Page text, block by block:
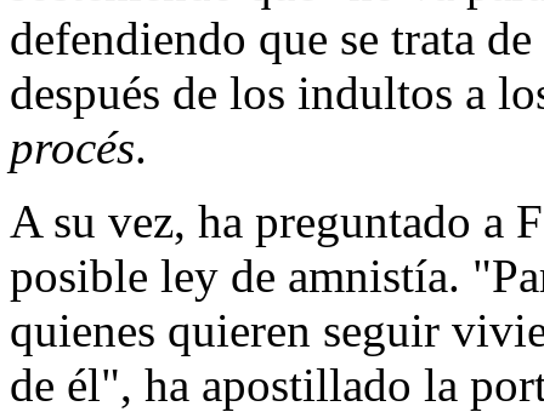
defendiendo que se trata
después de los indultos a
procés.
A su vez, ha preguntado a
posible ley de amnistía.
quienes quieren seguir
de él", ha apostillado la